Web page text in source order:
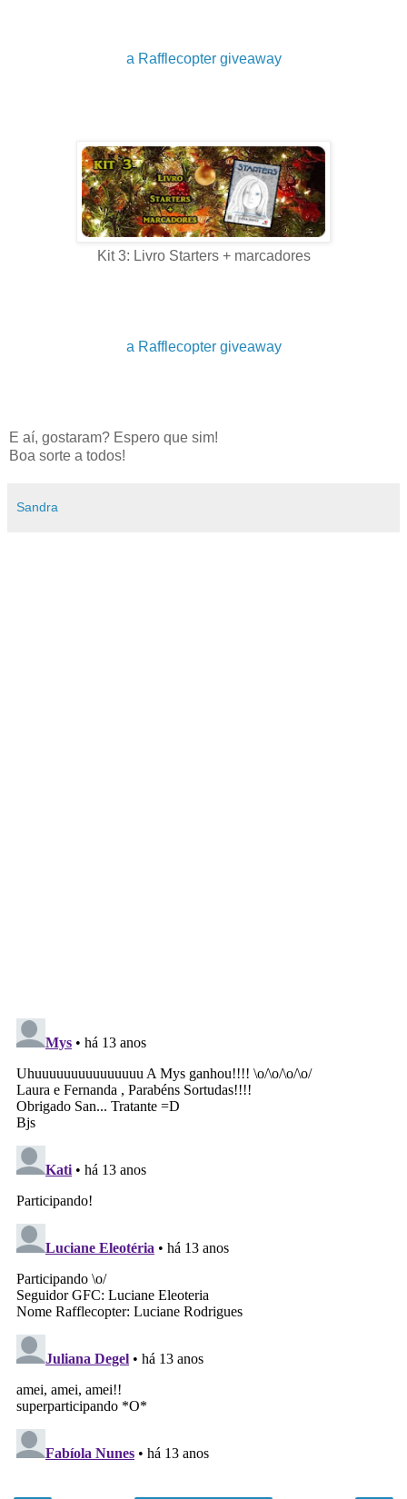
a Rafflecopter giveaway
Kit 3: Livro Starters + marcadores
a Rafflecopter giveaway
E aí, gostaram? Espero que sim!
Boa sorte a todos!
Sandra